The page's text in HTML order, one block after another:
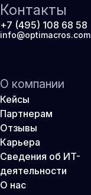
Контакты
+7 (495) 108 68 58
info@optimacros.com
О компании
Кейсы
Партнерам
Отзывы
Карьера
Сведения об ИТ-
деятельности
О нас